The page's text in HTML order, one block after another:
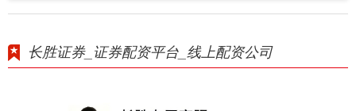
长胜证券_证券配资平台_线上配资公司